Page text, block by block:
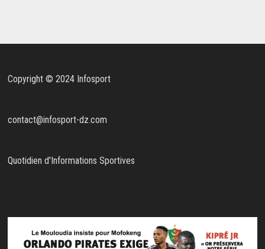
Copyright © 2024 Infosport
contact@infosport-dz.com
Quotidien d'Informations Sportives